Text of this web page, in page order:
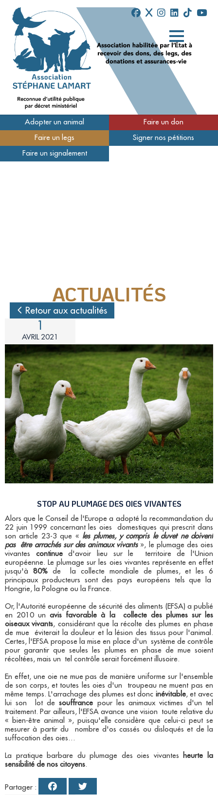
Qui sommes-nous
Nos refuges
Mécénat d'entreprise
Familles d'accueil
Délégué(é) en communication
Bénévoles dans nos refuges
Matériel militant
Salarié(e) / Stagiaire
Adopter un animal Faire un don
Faire un legs Signer nos pétitions
Faire un signalement
ACTUALITÉS
Retour aux actualités
1
AVRIL 2021
STOP AU PLUMAGE DES OIES VIVANTES
Alors que le Conseil de l'Europe a adopté la recommandation du
22 juin 1999 concernant les oies domestiques qui prescrit dans
son article 23-3 que « les plumes, y compris le duvet ne doivent
pas être arrachés sur des animaux vivants», le plumage des oies
vivantes continued'avoir lieu sur le territoire de l'Union
européenne. Le plumage sur les oies vivantes représente en effet
jusqu'à 80%de la collecte mondiale de plumes, et les 6
principaux producteurs sont des pays européens tels que la
Hongrie, la Pologne ou la France.
Or, l'Autorité européenne de sécurité des aliments (EFSA) a publié
en 2010 unavis favorable à la collecte des plumes sur les
oiseaux vivants, considérant que la récolte des plumes en phase
de mue éviterait la douleur et la lésion des tissus pour l'animal.
Certes, l'EFSA propose la mise en place d'un système de contrôle
pour garantir que seules les plumes en phase de mue soient
récoltées, mais un tel contrôle serait forcément illusoire.
En effet, une oie ne mue pas de manière uniforme sur l'ensemble
de son corps, et toutes les oies d'un troupeau ne muent pas en
même temps. L'arrachage des plumes est donc inévitable, et avec
lui son lot desouffrance pour les animaux victimes d'un tel
traitement. Par ailleurs, l'EFSA avance une vision toute relative du
« bien-être animal », puisqu'elle considère que celui-ci peut se
mesurer à partir du nombre d'os cassés ou disloqués et de la
suffocation des oies…
La pratique barbare du plumage des oies vivantes
heurte la
sensibilité de nos citoyens.
Partager :